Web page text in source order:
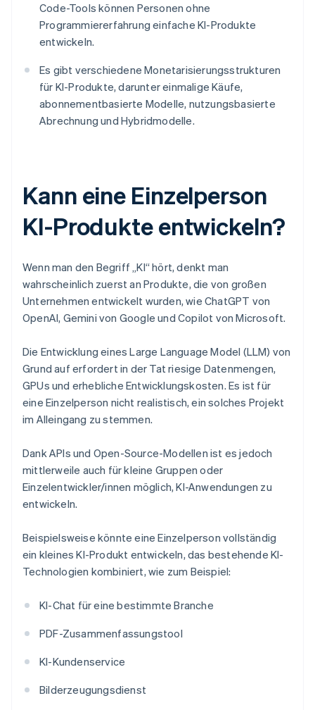
Code-Tools können Personen ohne
Programmiererfahrung einfache KI-Produkte
entwickeln.
Es gibt verschiedene Monetarisierungsstrukturen
für KI-Produkte, darunter einmalige Käufe,
abonnementbasierte Modelle, nutzungsbasierte
Abrechnung und Hybridmodelle.
Kann eine Einzelperson
KI-Produkte entwickeln?
Wenn man den Begriff „KI“ hört, denkt man
wahrscheinlich zuerst an Produkte, die von großen
Unternehmen entwickelt wurden, wie ChatGPT von
OpenAI, Gemini von Google und Copilot von Microsoft.
Die Entwicklung eines Large Language Model (LLM) von
Grund auf erfordert in der Tat riesige Datenmengen,
GPUs und erhebliche Entwicklungskosten. Es ist für
eine Einzelperson nicht realistisch, ein solches Projekt
im Alleingang zu stemmen.
Dank APIs und Open-Source-Modellen ist es jedoch
mittlerweile auch für kleine Gruppen oder
Einzelentwickler/innen möglich, KI-Anwendungen zu
entwickeln.
Beispielsweise könnte eine Einzelperson vollständig
ein kleines KI-Produkt entwickeln, das bestehende KI-
Technologien kombiniert, wie zum Beispiel:
KI-Chat für eine bestimmte Branche
PDF-Zusammenfassungstool
KI-Kundenservice
Bilderzeugungsdienst